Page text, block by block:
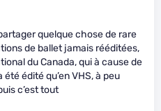
quelque chose de rare
de ballet jamais rééditées,
du Canada, qui à cause de
édité qu’en VHS, à peu
c’est tout